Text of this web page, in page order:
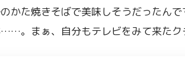
かた焼きそばで美味しそうだったん
……。まぁ、自分もテレビをみて来た